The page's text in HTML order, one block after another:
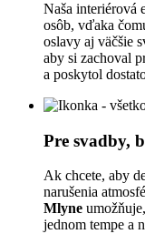
Naša interiérová
osôb, vďaka
oslavy aj väčšie
aby si zachoval
a poskytol
Pre svadby,
Ak chcete, aby
narušenia
Mlyne
jednom tempe a